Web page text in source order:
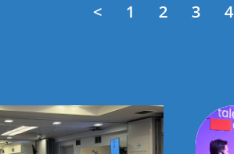
< 1 2 3 4